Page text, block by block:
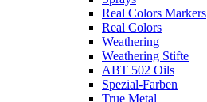
Real Colors Markers
Real Colors
Weathering
Weathering Stifte
ABT 502 Oils
Spezial-Farben
True Metal